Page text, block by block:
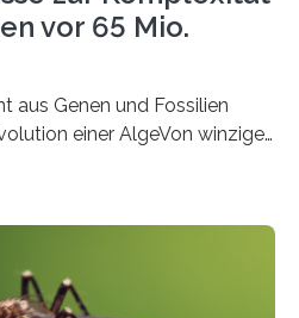
vor 65 Mio.
aus Genen und Fossilien
einer AlgeVon winzigen
komplexesten
von Millionen Jahren
sticht eine Gruppe heraus,